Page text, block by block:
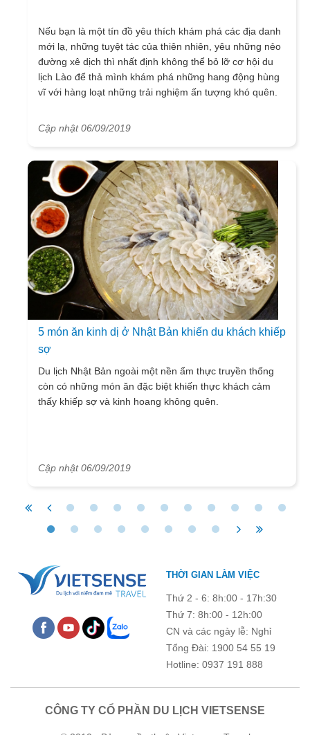
Nếu bạn là một tín đồ yêu thích khám phá các địa danh
mới lạ, những tuyệt tác của thiên nhiên, yêu những nẻo
đường xê dịch thì nhất định không thể bỏ lỡ cơ hội du
lịch Lào để thả mình khám phá những hang động hùng
vĩ với hàng loạt những trải nghiệm ấn tượng khó quên.
Cập nhật 06/09/2019
5 món ăn kinh dị ở Nhật Bản khiến du khách khiếp
sợ
Du lịch Nhật Bản ngoài một nền ẩm thực truyền thống
còn có những món ăn đặc biệt khiến thực khách cảm
thấy khiếp sợ và kinh hoang không quên.
Cập nhật 06/09/2019
THỜI GIAN LÀM VIỆC
Thứ 2 - 6: 8h:00 - 17h:30
Thứ 7: 8h:00 - 12h:00
CN và các ngày lễ: Nghỉ
Tổng Đài: 1900 54 55 19
Hotline: 0937 191 888
CÔNG TY CỔ PHẦN DU LỊCH VIETSENSE